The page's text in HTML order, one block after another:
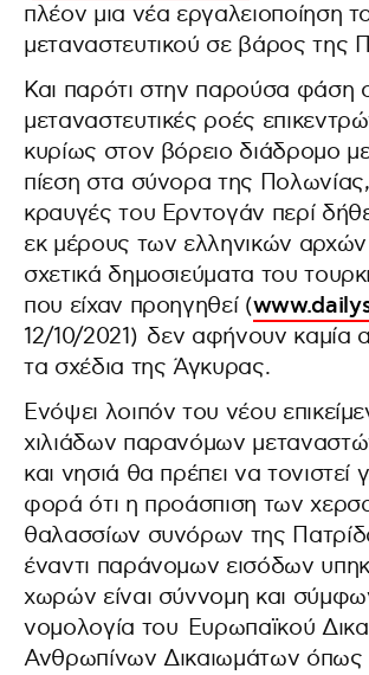
πλέον μια νέα εργαλειοποίηση
μεταναστευτικού σε βάρος της
Και παρότι στην παρούσα φάση
μεταναστευτικές ροές
κυρίως στον βόρειο διάδρομο
πίεση στα σύνορα της Πολωνίας,
κραυγές του Ερντογάν περί
εκ μέρους των ελληνικών
σχετικά δημοσιεύματα του
που είχαν προηγηθεί (
12/10/2021) δεν αφήνουν καμία
τα σχέδια της Άγκυρας.
Eνόψει λοιπόν του νέου
χιλιάδων παρανόμων
και νησιά θα πρέπει να τονιστεί
φορά ότι η προάσπιση των
θαλασσίων συνόρων της
έναντι παράνομων εισόδων
χωρών είναι σύννομη και
νομολογία του Ευρωπαϊκού
Ανθρωπίνων Δικαιωμάτων